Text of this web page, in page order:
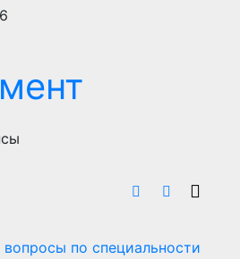
по специальности